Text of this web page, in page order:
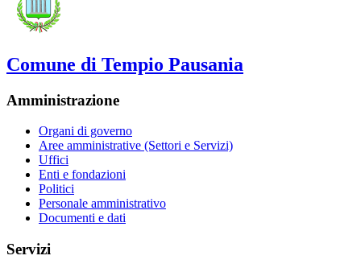
Comune di Tempio Pausania
Amministrazione
Organi di governo
Aree amministrative (Settori e Servizi)
Uffici
Enti e fondazioni
Politici
Personale amministrativo
Documenti e dati
Servizi